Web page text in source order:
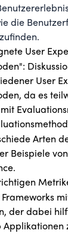
die
User
:
User
da es
Arten
Beispiele
Frameworks
der dabei
Applikationen